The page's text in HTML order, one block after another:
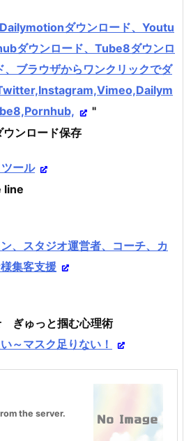
ダウンロード、Youtu
ダウンロード、Tube8ダウンロ
ブラウザからワンクリックでダ
"
ンロード保存
ール
line
、スタジオ運営者、コーチ、カ
集客支援
ゅっと掴む心理術
～マスク足りない！
the server.